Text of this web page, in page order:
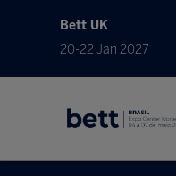
Bett UK
20-22 Jan 2027